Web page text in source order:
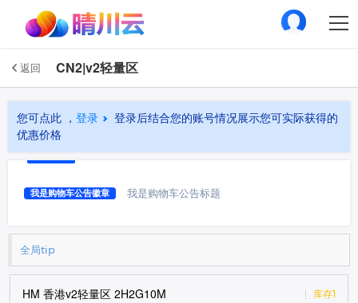
返回 CN2|v2轻量区
您可点此 ， 登录
登录后结合您的账号情况展示您可实际获得的
优惠价格
我是购物车公告徽章 我是购物车公告标题
全局tip
HM 香港v2轻量区 2H2G10M 库存1